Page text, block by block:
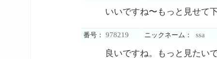
いいですね〜もっと見せて
番号： 978219 ニックネーム： ssa
良いですね。もっと見たい